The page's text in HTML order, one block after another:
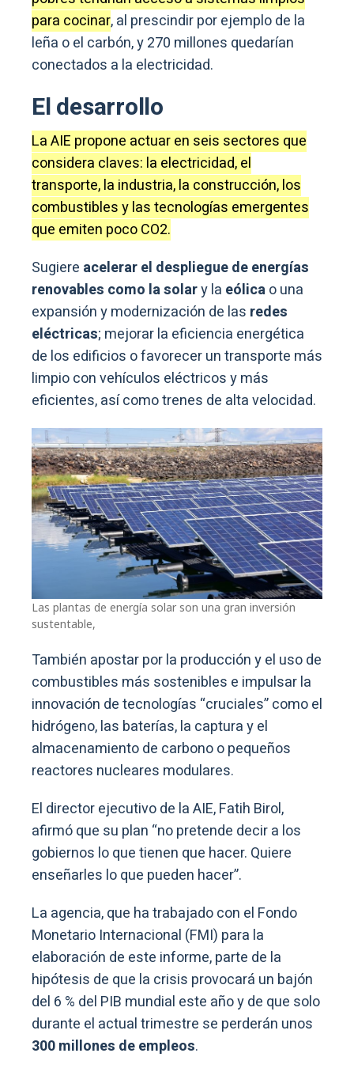
para cocinar, al prescindir por ejemplo de la
leña o el carbón, y 270 millones quedarían
conectados a la electricidad.
El desarrollo
La AIE propone actuar en seis sectores que
considera claves: la electricidad, el
transporte, la industria, la construcción, los
combustibles y las tecnologías emergentes
que emiten poco CO2.
Sugiere acelerar el despliegue de energías
renovables como la solary la eólicao una
expansión y modernización de las redes
eléctricas; mejorar la eficiencia energética
de los edificios o favorecer un transporte más
limpio con vehículos eléctricos y más
eficientes, así como trenes de alta velocidad.
Las plantas de energía solar son una gran inversión
sustentable,
También apostar por la producción y el uso de
combustibles más sostenibles e impulsar la
innovación de tecnologías “cruciales” como el
hidrógeno, las baterías, la captura y el
almacenamiento de carbono o pequeños
reactores nucleares modulares.
El director ejecutivo de la AIE, Fatih Birol,
afirmó que su plan “no pretende decir a los
gobiernos lo que tienen que hacer. Quiere
enseñarles lo que pueden hacer”.
La agencia, que ha trabajado con el Fondo
Monetario Internacional (FMI) para la
elaboración de este informe, parte de la
hipótesis de que la crisis provocará un bajón
del 6 % del PIB mundial este año y de que solo
durante el actual trimestre se perderán unos
300 millones de empleos.